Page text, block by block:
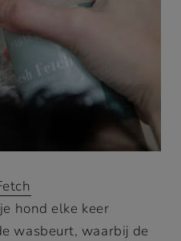
hond elke keer
wasbeurt, waarbij de